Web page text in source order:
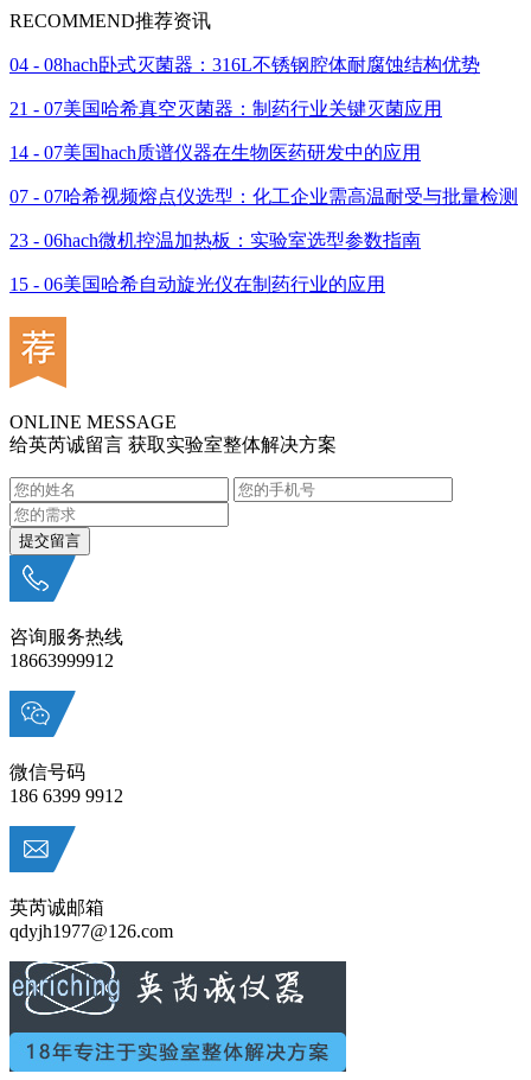
RECOMMEND推荐资讯
04 - 08hach卧式灭菌器：316L不锈钢腔体耐腐蚀结构优势
21 - 07美国哈希真空灭菌器：制药行业关键灭菌应用
14 - 07美国hach质谱仪器在生物医药研发中的应用
07 - 07哈希视频熔点仪选型：化工企业需高温耐受与批量检测
23 - 06hach微机控温加热板：实验室选型参数指南
15 - 06美国哈希自动旋光仪在制药行业的应用
ONLINE MESSAGE
给英芮诚留言 获取实验室整体解决方案
咨询服务热线
18663999912
微信号码
186 6399 9912
英芮诚邮箱
qdyjh1977@126.com